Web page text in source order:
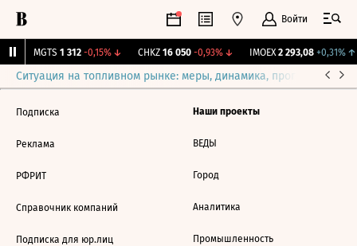
Войти
MGTS 1 312 -0,15%↓ CHKZ 16 050 -0,93%↓ IMOEX 2 293,08 +0,31%↑
Ситуация на топливном рынке: меры, динамика, прогнозы
Подписка
Реклама
РФРИТ
Справочник компаний
Подписка для юр.лиц
Наши проекты
ВЕДЫ
Город
Аналитика
Промышленность